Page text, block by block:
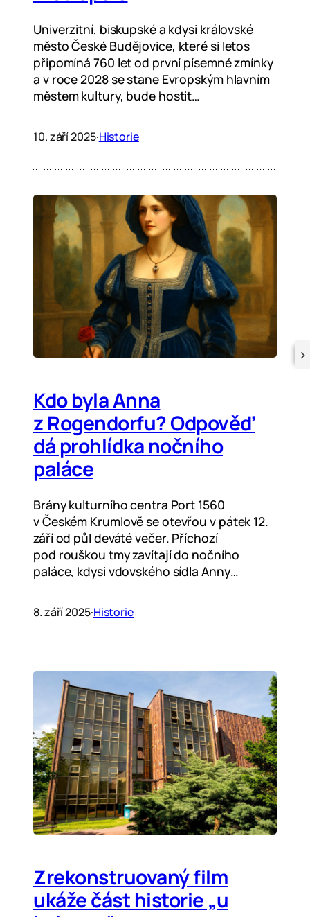
Univerzitní, biskupské a kdysi královské
město České Budějovice, které si letos
připomíná 760 let od první písemné zmínky
a v roce 2028 se stane Evropským hlavním
městem kultury, bude hostit…
10. září 2025·Historie
Kdo byla Anna
z Rogendorfu? Odpověď
dá prohlídka nočního
paláce
Brány kulturního centra Port 1560
v Českém Krumlově se otevřou v pátek 12.
září od půl deváté večer. Příchozí
pod rouškou tmy zavítají do nočního
paláce, kdysi vdovského sídla Anny…
8. září 2025·Historie
Zrekonstruovaný film
ukáže část historie „u